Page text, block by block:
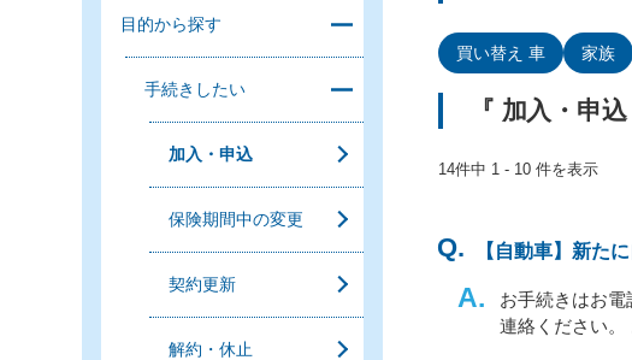
目的から探す
手続きしたい
加入・申込
保険期間中の変更
契約更新
解約・休止
買い替え 車 家族
『 加入・申
14件中 1 - 10 件を表示
【自動車】新た
お手続きはお
連絡ください。